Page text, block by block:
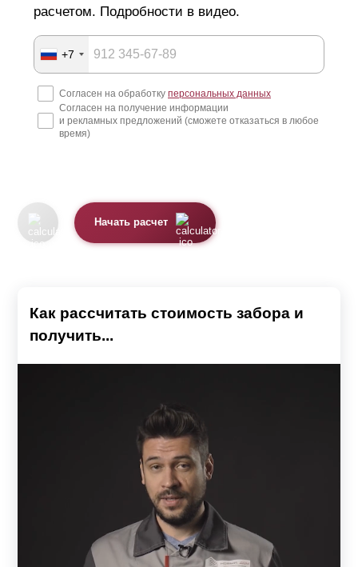
расчетом. Подробности в видео.
+7
Согласен на обработку персональных данных
Согласен на получение информации
и рекламных предложений (сможете отказаться в любое
время)
Начать расчет
Как рассчитать стоимость забора и
получить...